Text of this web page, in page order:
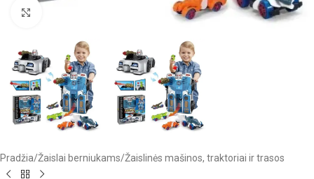
Pradžia/Žaislai berniukams/Žaislinės mašinos, traktoriai ir trasos